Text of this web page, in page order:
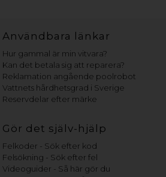
Användbara länkar
Hur gammal är min vitvara?
Kan det betala sig att reparera?
Reklamation angående poolrobot
Vattnets hårdhetsgrad i Sverige
Reservdelar efter märke
Gör det själv-hjälp
Felkoder - Sök efter kod
Felsökning - Sök efter fel
Videoguider - Så här gör du